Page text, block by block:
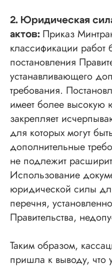
2. Юридическая
актов: Приказ
классификации
постановления
устанавливающего
требования.
имеет более
закрепляет
для которых могут
дополнительные
не подлежит
Использование
юридической силы
перечня,
Правительства,
Таким образом,
пришла к выводу, что